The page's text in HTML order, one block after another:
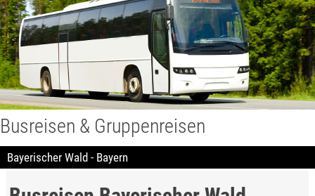
Busreisen & Gruppenreisen
Bayerischer Wald - Bayern